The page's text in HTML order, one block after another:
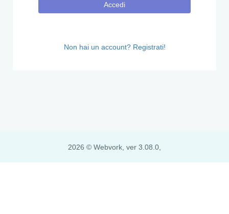
Accedi
Non hai un account? Registrati!
2026 © Webvork, ver 3.08.0,